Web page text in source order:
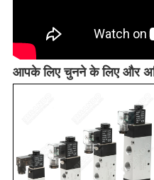
आपके लिए चुनने के लिए और